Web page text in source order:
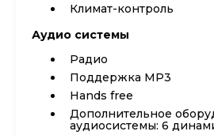
Климат-контроль
Аудио системы
Радио
Поддержка MP3
Hands free
Дополнительное
аудиосистемы: 6